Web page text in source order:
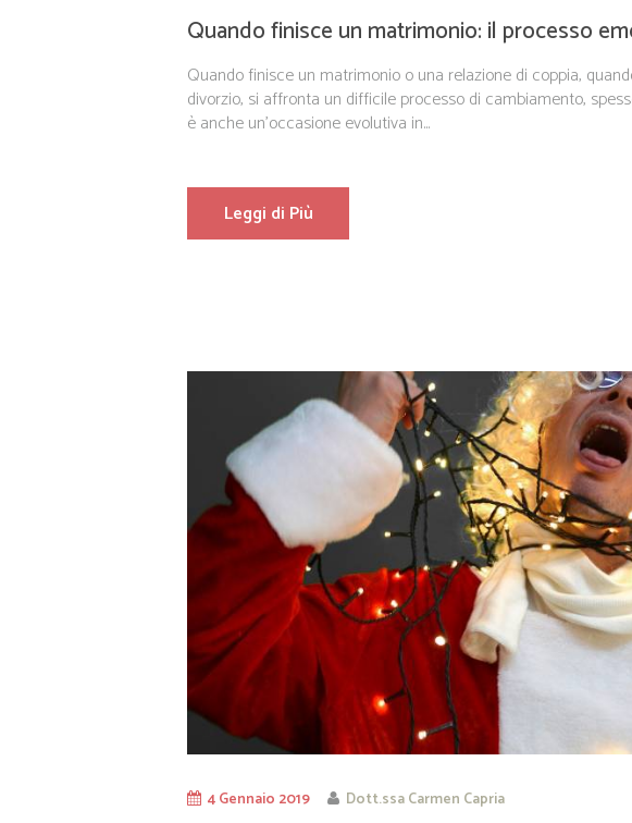
Quando finisce un matrimonio: il processo
Quando finisce un matrimonio o una relazione di coppia,
divorzio, si affronta un difficile processo di cambiamento,
è anche un’occasione evolutiva in...
Leggi di Più
4 Gennaio 2019 Dott.ssa Carmen Capria